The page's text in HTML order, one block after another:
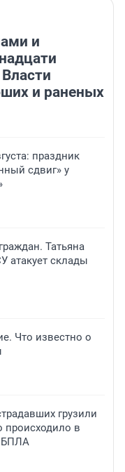
и
и раненых
праздник
сдвиг» у
Татьяна
атакует склады
Что известно о
грузили
происходило в
БПЛА